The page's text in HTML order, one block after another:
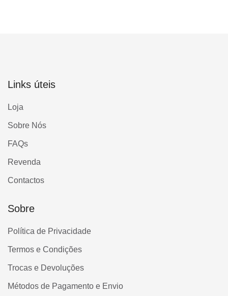
Links úteis
Loja
Sobre Nós
FAQs
Revenda
Contactos
Sobre
Política de Privacidade
Termos e Condições
Trocas e Devoluções
Métodos de Pagamento e Envio